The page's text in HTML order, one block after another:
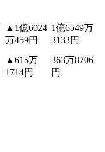
▲1億6024
万459円
1億6549万
3133円
▲615万
1714円
363万8706
円